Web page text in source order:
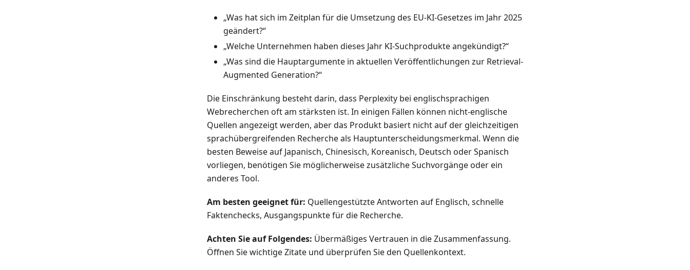
„Was hat sich im Zeitplan für die Umsetzung des EU-KI-Gesetzes im Jahr 2025
geändert?“
„Welche Unternehmen haben dieses Jahr KI-Suchprodukte angekündigt?“
„Was sind die Hauptargumente in aktuellen Veröffentlichungen zur Retrieval-
Augmented Generation?“
Die Einschränkung besteht darin, dass Perplexity bei englischsprachigen
Webrecherchen oft am stärksten ist. In einigen Fällen können nicht-englische
Quellen angezeigt werden, aber das Produkt basiert nicht auf der gleichzeitigen
sprachübergreifenden Recherche als Hauptunterscheidungsmerkmal. Wenn die
besten Beweise auf Japanisch, Chinesisch, Koreanisch, Deutsch oder Spanisch
vorliegen, benötigen Sie möglicherweise zusätzliche Suchvorgänge oder ein
anderes Tool.
Am besten geeignet für: Quellengestützte Antworten auf Englisch, schnelle
Faktenchecks, Ausgangspunkte für die Recherche.
Achten Sie auf Folgendes: Übermäßiges Vertrauen in die Zusammenfassung.
Öffnen Sie wichtige Zitate und überprüfen Sie den Quellenkontext.